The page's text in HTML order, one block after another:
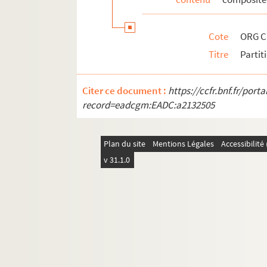
ORG C.7/4. Partitions de Grassi,
ORG C.7/4. Partitions de Graves,
ORG C.7/4. Partitions de Grisar,
ORG C.7/4. Partitions de Grisart,
ORG C.7/4. Partitions de Grossi,
ORG C.7/4. Partitions de Grosz, Will,
Cote
ORG
Titre
Citer ce document : https://ccfr.bnf.fr/
record=eadcgm:EADC:a2132505
Plan du site Mentions Légales
v 31.1.0